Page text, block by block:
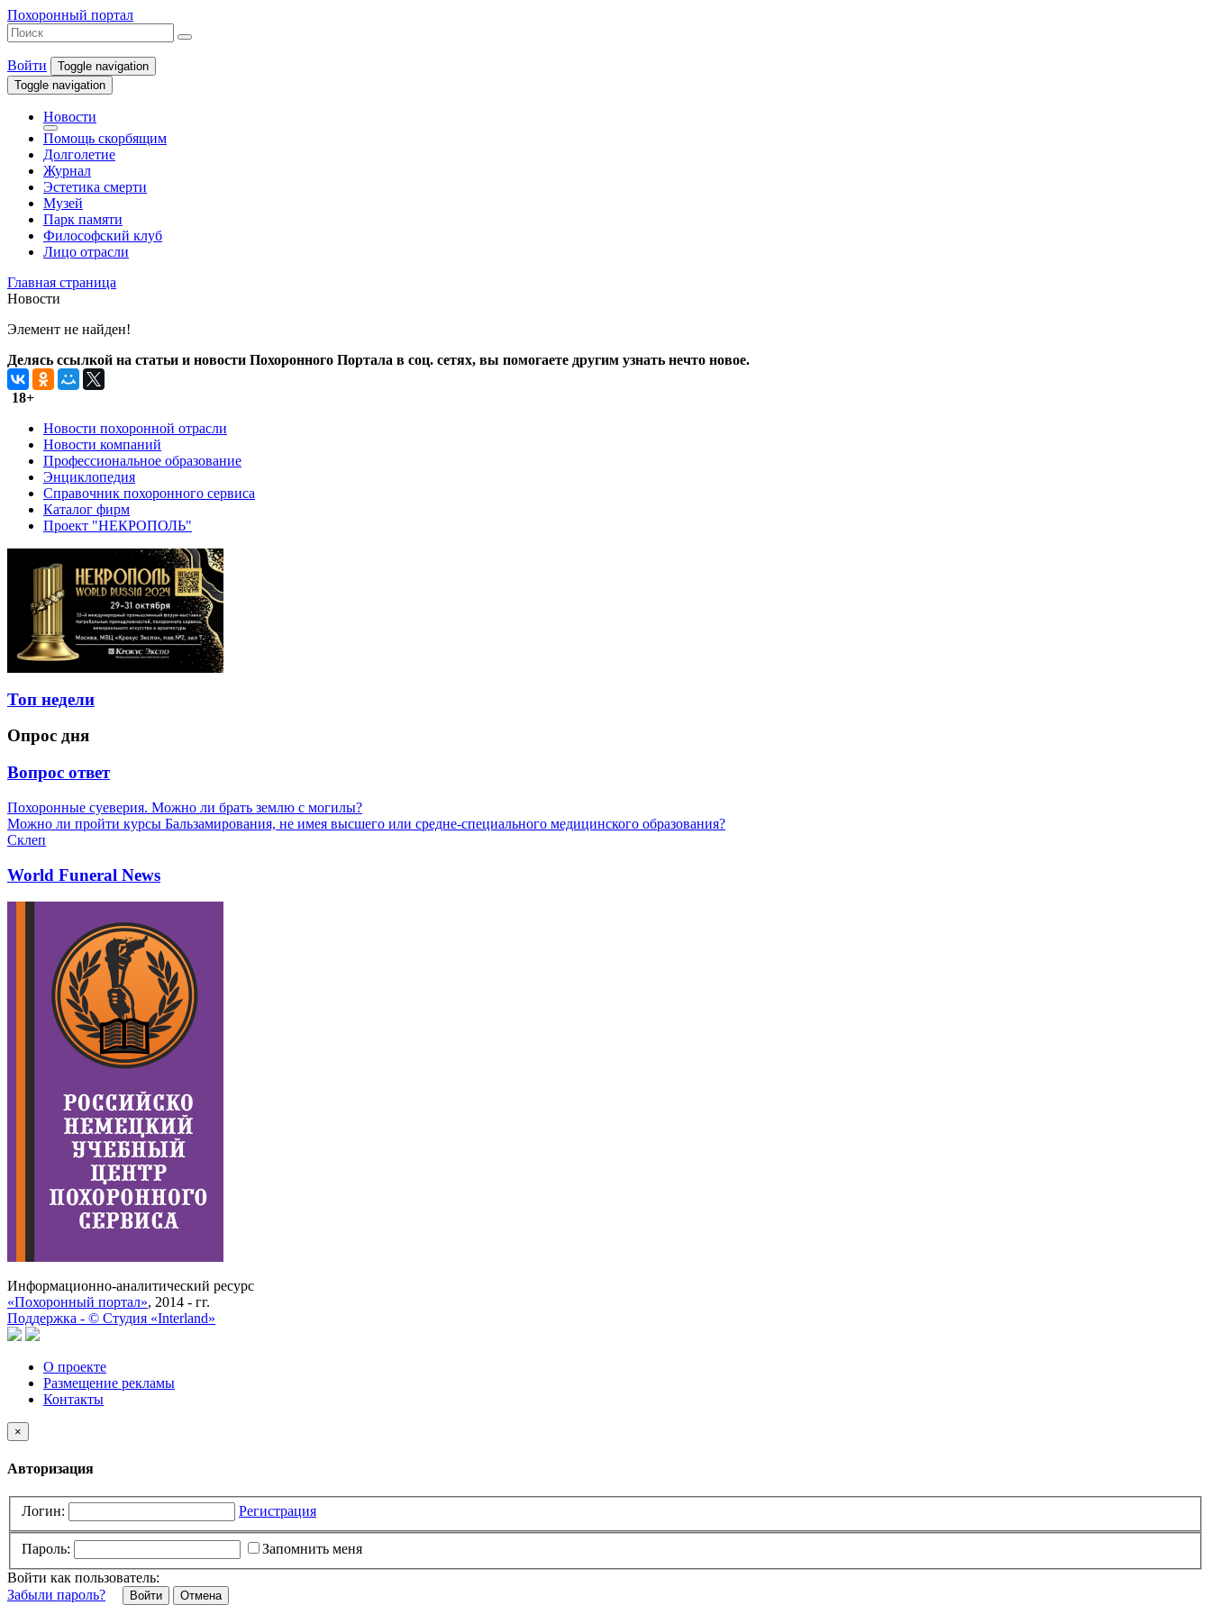
Похоронный портал
Войти
Toggle navigation
Toggle navigation
Новости
Помощь скорбящим
Долголетие
Журнал
Эстетика смерти
Музей
Парк памяти
Философский клуб
Лицо отрасли
Главная страница
Новости
Элемент не найден!
Делясь ссылкой на статьи и новости Похоронного Портала в соц. сетях, вы помогаете другим узнать нечто новое.
18+
Новости похоронной отрасли
Новости компаний
Профессиональное образование
Энциклопедия
Справочник похоронного сервиса
Каталог фирм
Проект "НЕКРОПОЛЬ"
Топ недели
Опрос дня
Вопрос ответ
Похоронные суеверия. Можно ли брать землю с могилы?
Можно ли пройти курсы Бальзамирования, не имея высшего или средне-специального медицинского образования?
Склеп
World Funeral News
Информационно-аналитический ресурс
«Похоронный портал», 2014 - гг.
Поддержка - © Cтудия «Interland»
О проекте
Размещение рекламы
Контакты
×
Авторизация
Логин: Регистрация
Пароль:
Запомнить меня
Войти как пользователь:
Забыли пароль?
Отмена